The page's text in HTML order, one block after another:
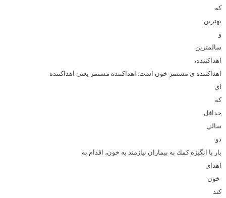
که
بهترين
و
سالمترين
اهداکننده،
اهداکننده ی مستمر خون است. اهداکننده مستمر یعنی اهداکننده
اي
که
حداقل
سالي
دو
بار با انگيزه كمك به بيماران نيازمند به خون، اقدام به
اهداي
خون
کند